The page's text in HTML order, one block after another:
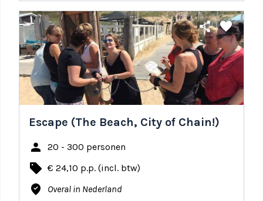
share favorite
Escape (The Beach, City of Chain!)
person 20 - 300 personen
local_offer € 24,10 p.p. (incl. btw)
where_to_vote Overal in Nederland